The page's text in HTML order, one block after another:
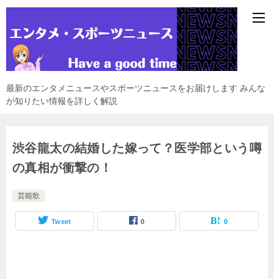
最新のエンタメニュースやスポーツニュースをお届けします みんな
が知りたい情報を詳しく解説
渋谷龍太の結婚した嫁って？医学部という噂
の真相が衝撃の！
芸能歌
Tweet 0 0